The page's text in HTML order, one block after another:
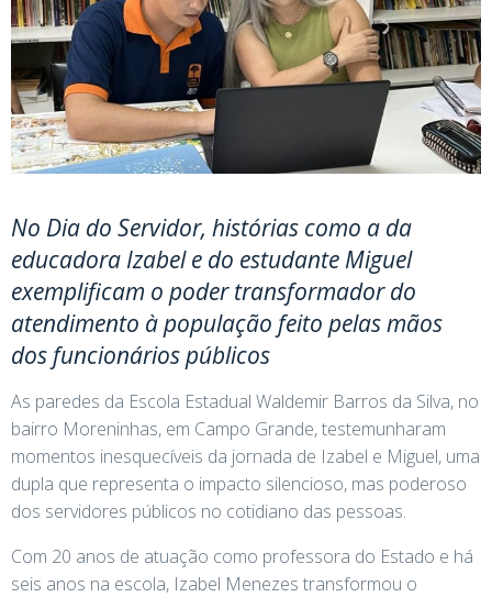
No Dia do Servidor, histórias como a da
educadora Izabel e do estudante Miguel
exemplificam o poder transformador do
atendimento à população feito pelas mãos
dos funcionários públicos
As paredes da Escola Estadual Waldemir Barros da Silva, no
bairro Moreninhas, em Campo Grande, testemunharam
momentos inesquecíveis da jornada de Izabel e Miguel, uma
dupla que representa o impacto silencioso, mas poderoso
dos servidores públicos no cotidiano das pessoas.
Com 20 anos de atuação como professora do Estado e há
seis anos na escola, Izabel Menezes transformou o